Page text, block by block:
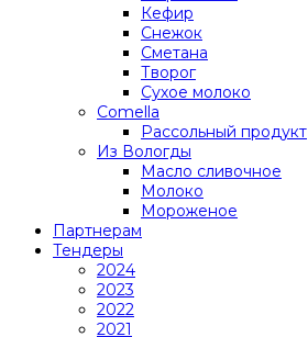
Кефир
Снежок
Сметана
Творог
Сухое молоко
Comеlla
Рассольный продукт
Из Вологды
Масло сливочное
Молоко
Мороженое
Партнерам
Тендеры
2024
2023
2022
2021